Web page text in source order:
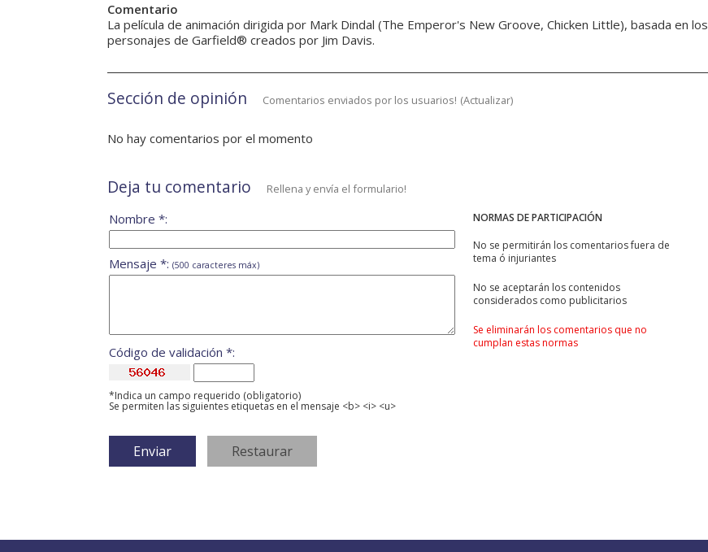
Comentario
La película de animación dirigida por Mark Dindal (The Emperor's New Groove, Chicken Little), basada en los
personajes de Garfield® creados por Jim Davis.
Sección de opinión Comentarios enviados por los usuarios! (Actualizar)
No hay comentarios por el momento
Deja tu comentario Rellena y envía el formulario!
NORMAS DE PARTICIPACIÓN
No se permitirán los comentarios fuera de
tema ó injuriantes
No se aceptarán los contenidos
considerados como publicitarios
Se eliminarán los comentarios que no
cumplan estas normas
Nombre *:
Mensaje *: (500 caracteres máx)
Código de validación *:
*Indica un campo requerido (obligatorio)
Se permiten las siguientes etiquetas en el mensaje <b> <i> <u>